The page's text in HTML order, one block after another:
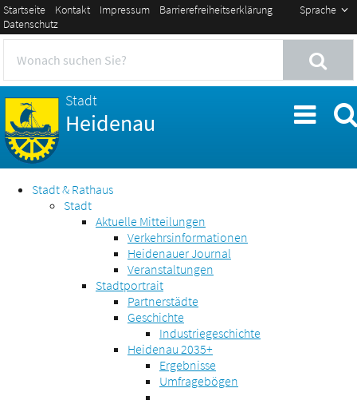
Sprache
Startseite Kontakt Impressum
Barrierefreiheitserklärung
Datenschutz
Stadt
Heidenau
Stadt & Rathaus
Stadt
Aktuelle Mitteilungen
Verkehrsinformationen
Heidenauer Journal
Veranstaltungen
Stadtportrait
Partnerstädte
Geschichte
Industriegeschichte
Heidenau 2035+
Ergebnisse
Umfragebögen